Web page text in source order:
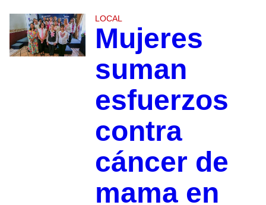
LOCAL
Mujeres
suman
esfuerzos
contra
cáncer de
mama en